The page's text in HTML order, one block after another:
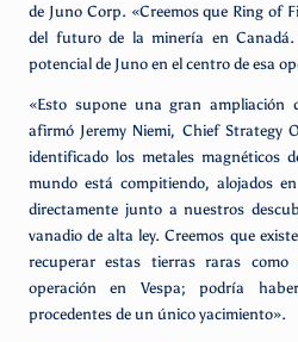
de Juno Corp. «Creemos que Ring of
del futuro de la minería en
potencial de Juno en el centro de esa
«Esto supone una gran ampliación
afirmó Jeremy Niemi, Chief Strategy
identificado los metales magnéticos
mundo está compitiendo, alojados
directamente junto a nuestros
vanadio de alta ley. Creemos que
recuperar estas tierras raras
operación en Vespa; podría
procedentes de un único yacimiento».